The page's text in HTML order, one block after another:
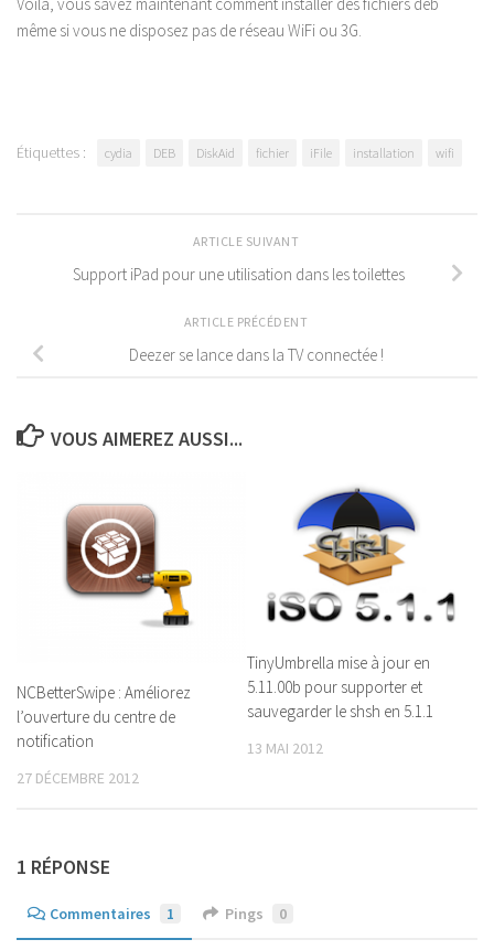
même si vous ne disposez pas de réseau WiFi ou 3G.
Étiquettes : cydia DEB DiskAid fichier iFile installation wifi
ARTICLE SUIVANT
Support iPad pour une utilisation dans les toilettes
ARTICLE PRÉCÉDENT
Deezer se lance dans la TV connectée !
VOUS AIMEREZ AUSSI...
NCBetterSwipe : Améliorez
l’ouverture du centre de
notification
27 DÉCEMBRE 2012
TinyUmbrella mise à jour en
5.11.00b pour supporter et
sauvegarder le shsh en 5.1.1
13 MAI 2012
1 RÉPONSE
Commentaires 1 Pings 0